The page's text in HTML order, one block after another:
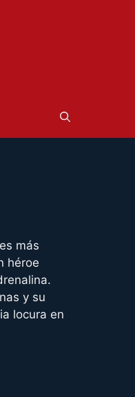
más
héroe
y su
locura en